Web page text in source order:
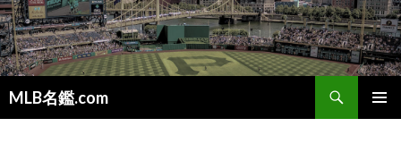
MLB名鑑.com
索